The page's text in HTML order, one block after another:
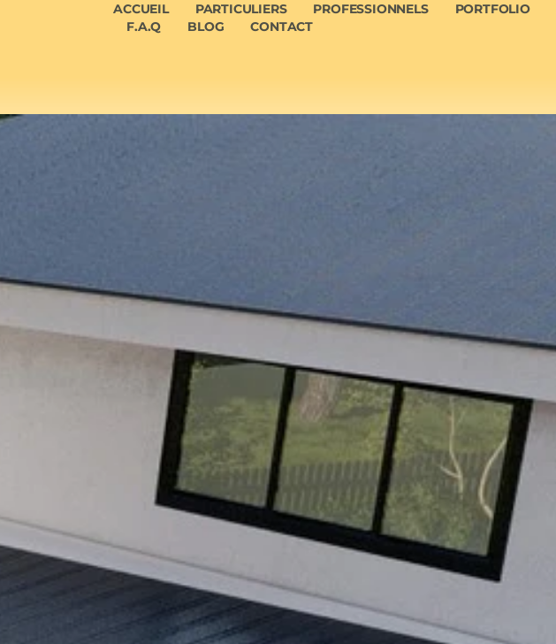
ACCUEIL PARTICULIERS PROFESSIONNELS PORTFOLIO
F.A.Q
BLOG CONTACT